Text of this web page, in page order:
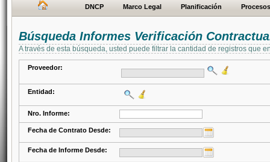
DNCP Marco Legal Planificación Procesos
Búsqueda Informes Verificación
A través de esta búsqueda, usted puede filtrar la cantidad de registros que
Proveedor:
Entidad:
Nro. Informe:
Fecha de Contrato Desde:
Fecha de Informe Desde: